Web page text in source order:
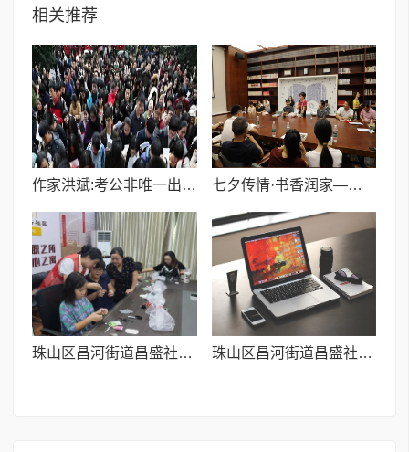
相关推荐
作家洪斌:考公非唯一出路——写给正在焦虑的千万个家庭 七夕传情·书香润家——昌江区鲇鱼山镇绘就家庭文明共绘幸福图景活动
珠山区昌河街道昌盛社区:巧手“织”宋锦 ,童心探非遗 珠山区昌河街道昌盛社区开展带状疱疹科普宣传讲座 筑牢居民健康防线